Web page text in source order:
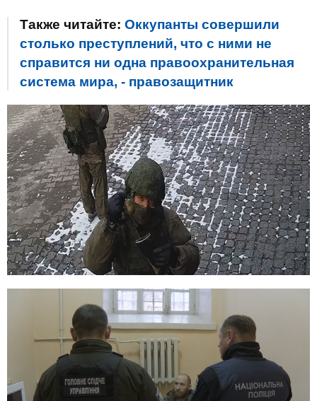
Также читайте: Оккупанты совершили
столько преступлений, что с ними не
справится ни одна правоохранительная
система мира, - правозащитник